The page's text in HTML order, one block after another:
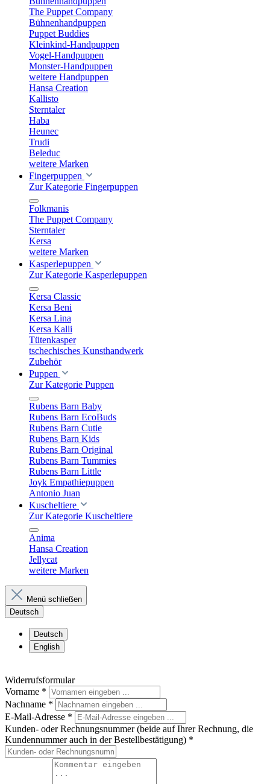
The Puppet Company
Bühnenhandpuppen
Puppet Buddies
Kleinkind-Handpuppen
Vogel-Handpuppen
Monster-Handpuppen
weitere Handpuppen
Hansa Creation
Kallisto
Sterntaler
Haba
Heunec
Trudi
Beleduc
weitere Marken
Fingerpuppen
Zur Kategorie Fingerpuppen
Folkmanis
The Puppet Company
Sterntaler
Kersa
weitere Marken
Kasperlepuppen
Zur Kategorie Kasperlepuppen
Kersa Classic
Kersa Beni
Kersa Lina
Kersa Kalli
Tütenkasper
tschechisches Kunsthandwerk
Zubehör
Puppen
Zur Kategorie Puppen
Rubens Barn Baby
Rubens Barn EcoBuds
Rubens Barn Cutie
Rubens Barn Kids
Rubens Barn Original
Rubens Barn Tummies
Rubens Barn Little
Joyk Empathiepuppen
Antonio Juan
Kuscheltiere
Zur Kategorie Kuscheltiere
Anima
Hansa Creation
Jellycat
weitere Marken
Menü schließen
Deutsch
Deutsch
English
Widerrufsformular
Vorname *
Nachname *
E-Mail-Adresse *
Kunden- oder Rechnungsnummer (beide auf Ihrer Rechnung, die
Kundennummer auch in der Bestellbestätigung) *